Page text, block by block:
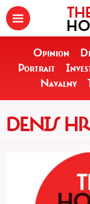
Opinion
Portrait
Navalny
DENIS